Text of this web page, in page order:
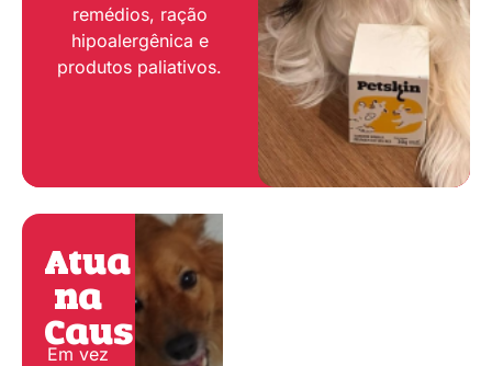
remédios, ração
hipoalergênica e
produtos paliativos.
Atua
na
Causa:
Em vez